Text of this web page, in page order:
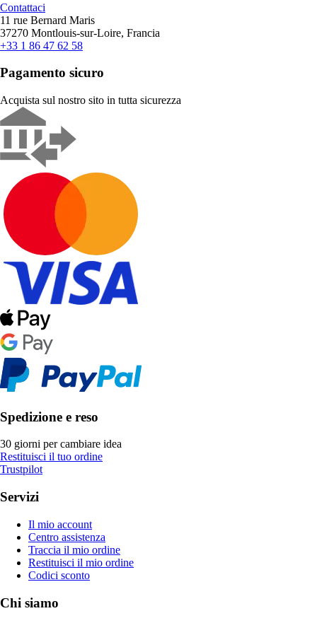
Contattaci
11 rue Bernard Maris
37270 Montlouis-sur-Loire, Francia
+33 1 86 47 62 58
Pagamento sicuro
Acquista sul nostro sito in tutta sicurezza
Spedizione e reso
30 giorni per cambiare idea
Restituisci il tuo ordine
Trustpilot
Servizi
Il mio account
Centro assistenza
Traccia il mio ordine
Restituisci il mio ordine
Codici sconto
Chi siamo